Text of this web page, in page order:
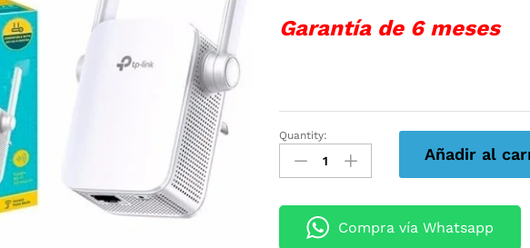
Garantía de 6 meses
EXTENSOR
DE
RANGO
WA855RE
300MBPS
Quantity:
Añadir al
Compra vía Whatsapp